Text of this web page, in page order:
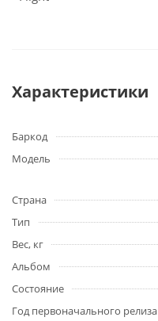
Характеристики
Баркод
Модель
Страна
Тип
Вес, кг
Альбом
Состояние
Год первоначального релиза